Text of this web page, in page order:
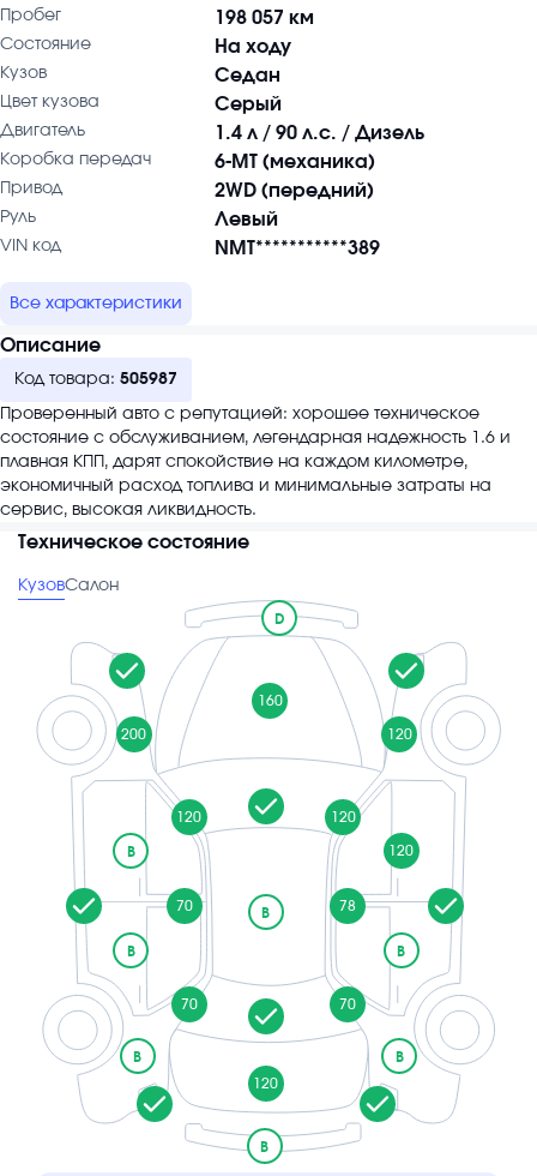
Пробег 198 057 км
Состояние На ходу
Кузов Седан
Цвет кузова Серый
Двигатель 1.4 л / 90 л.с. / Дизель
Коробка передач 6-MT (механика)
Привод 2WD (передний)
Руль Левый
VIN код NMT***********389
Все характеристики
Описание
Код товара: 505987
Проверенный авто с репутацией: хорошее техническое
состояние с обслуживанием, легендарная надежность 1.6 и
плавная КПП, дарят спокойствие на каждом километре,
экономичный расход топлива и минимальные затраты на
сервис, высокая ликвидность.
Техническое состояние
КузовСалон
D
160
B
120
B
200
120
B
70
B
70
B
120
120
120
78
B
70
B